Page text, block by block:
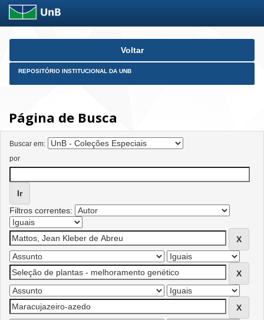
Skip
Voltar
REPOSITÓRIO INSTITUCIONAL DA UNB
Página de Busca
Buscar em:
por
Filtros correntes: